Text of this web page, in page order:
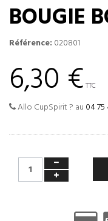
BOUGIE
Référence: 020801
6,30 € TTC
Allo CupSpirit ? au 04 75